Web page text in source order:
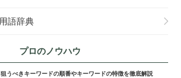
語辞典
プロのノウハウ
うべきキーワードの順番やキーワードの特徴を徹底解説